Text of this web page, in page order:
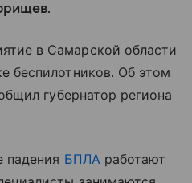
в Самарской области
беспилотников. Об этом
губернатор региона
падения БПЛАработают